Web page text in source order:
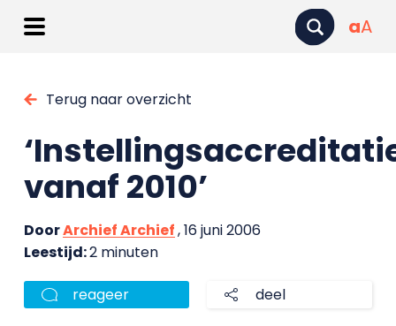
aA
Terug naar overzicht
vanaf 2010’
DoorArchief Archief, 16 juni 2006
Leestijd:2 minuten
reageer deel